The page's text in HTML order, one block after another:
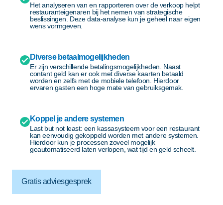
Het analyseren van en rapporteren over de verkoop helpt
restauranteigenaren bij het nemen van strategische
beslissingen. Deze data-analyse kun je geheel naar eigen
wens vormgeven.
Diverse betaalmogelijkheden
Er zijn verschillende betalingsmogelijkheden. Naast
contant geld kan er ook met diverse kaarten betaald
worden en zelfs met de mobiele telefoon. Hierdoor
ervaren gasten een hoge mate van gebruiksgemak.
Koppel je andere systemen
Last but not least: een kassasysteem voor een restaurant
kan eenvoudig gekoppeld worden met andere systemen.
Hierdoor kun je processen zoveel mogelijk
geautomatiseerd laten verlopen, wat tijd en geld scheelt.
Gratis adviesgesprek